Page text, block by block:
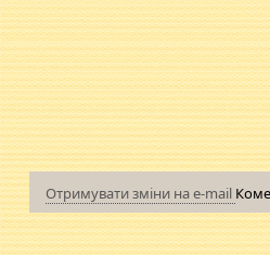
Отримувати зміни на e-mail